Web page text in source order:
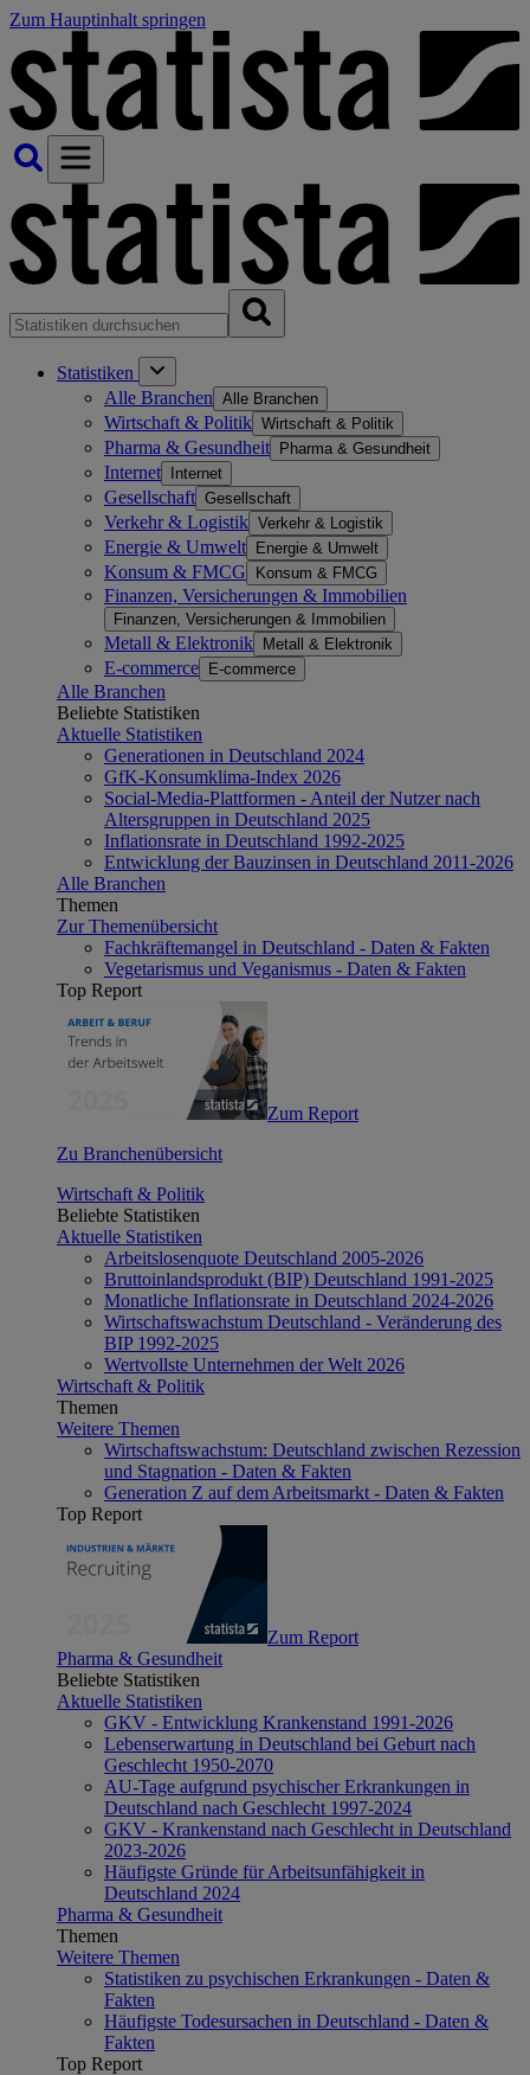
Zum Hauptinhalt springen
Statistiken
Alle Branchen Alle Branchen
Wirtschaft & Politik Wirtschaft & Politik
Pharma & Gesundheit Pharma & Gesundheit
Internet Internet
Gesellschaft Gesellschaft
Verkehr & Logistik Verkehr & Logistik
Energie & Umwelt Energie & Umwelt
Konsum & FMCG Konsum & FMCG
Finanzen, Versicherungen & Immobilien
Finanzen, Versicherungen & Immobilien
Metall & Elektronik Metall & Elektronik
E-commerce E-commerce
Alle Branchen
Beliebte Statistiken
Aktuelle Statistiken
Generationen in Deutschland 2024
GfK-Konsumklima-Index 2026
Social-Media-Plattformen - Anteil der Nutzer nach
Altersgruppen in Deutschland 2025
Inflationsrate in Deutschland 1992-2025
Entwicklung der Bauzinsen in Deutschland 2011-2026
Alle Branchen
Themen
Zur Themenübersicht
Fachkräftemangel in Deutschland - Daten & Fakten
Vegetarismus und Veganismus - Daten & Fakten
Top Report
Zum Report
Zu Branchenübersicht
Wirtschaft & Politik
Beliebte Statistiken
Aktuelle Statistiken
Arbeitslosenquote Deutschland 2005-2026
Bruttoinlandsprodukt (BIP) Deutschland 1991-2025
Monatliche Inflationsrate in Deutschland 2024-2026
Wirtschaftswachstum Deutschland - Veränderung des
BIP 1992-2025
Wertvollste Unternehmen der Welt 2026
Wirtschaft & Politik
Themen
Weitere Themen
Wirtschaftswachstum: Deutschland zwischen Rezession
und Stagnation - Daten & Fakten
Generation Z auf dem Arbeitsmarkt - Daten & Fakten
Top Report
Zum Report
Pharma & Gesundheit
Beliebte Statistiken
Aktuelle Statistiken
GKV - Entwicklung Krankenstand 1991-2026
Lebenserwartung in Deutschland bei Geburt nach
Geschlecht 1950-2070
AU-Tage aufgrund psychischer Erkrankungen in
Deutschland nach Geschlecht 1997-2024
GKV - Krankenstand nach Geschlecht in Deutschland
2023-2026
Häufigste Gründe für Arbeitsunfähigkeit in
Deutschland 2024
Pharma & Gesundheit
Themen
Weitere Themen
Statistiken zu psychischen Erkrankungen - Daten &
Fakten
Häufigste Todesursachen in Deutschland - Daten &
Fakten
Top Report